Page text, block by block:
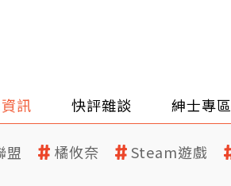
訊 快評雜談 紳士專區
盟 橘攸奈 Steam遊戲